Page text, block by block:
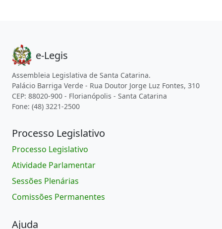
e-Legis
Assembleia Legislativa de Santa Catarina.
Palácio Barriga Verde - Rua Doutor Jorge Luz Fontes, 310
CEP: 88020-900 - Florianópolis - Santa Catarina
Fone: (48) 3221-2500
Processo Legislativo
Processo Legislativo
Atividade Parlamentar
Sessões Plenárias
Comissões Permanentes
Ajuda